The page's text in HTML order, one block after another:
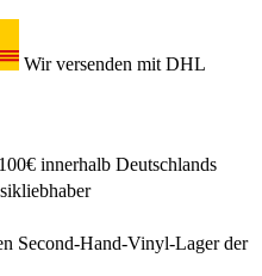
Wir versenden mit DHL
innerhalb Deutschlands
Second-Hand-Vinyl-Lager der